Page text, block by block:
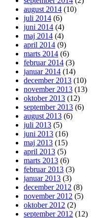
august 2014 (10)
juli 2014 (6)
juni 2014 (4)
maj 2014 (4)
april 2014 (9)
marts 2014 (6)
februar 2014 (3)
januar 2014 (14)
december 2013 (10)
november 2013 (13)
oktober 2013 (12)
september 2013 (6)
august 2013 (6)
juli 2013 (5)
juni 2013 (16)
maj 2013 (15)
april 2013 (5)
marts 2013 (6)
februar 2013 (3)
januar 2013 (3)
december 2012 (8)
november 2012 (5)
oktober 2012 (2)
september 2012 (12)